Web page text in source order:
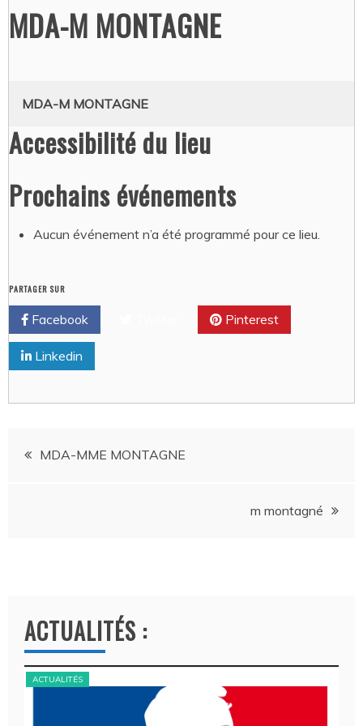
MDA-M MONTAGNE
MDA-M MONTAGNE
Accessibilité du lieu
Prochains événements
Aucun événement n’a été programmé pour ce lieu.
PARTAGER SUR
Facebook Pinterest
Linkedin
Navigation
MDA-MME MONTAGNE
m montagné
ACTUALITÉS :
ACTUALITÉS